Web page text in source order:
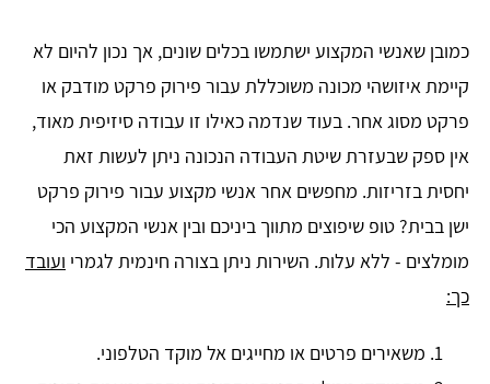
כמובן שאנשי המקצוע ישתמשו בכלים שונים, אך נכון להיום לא
קיימת איזושהי מכונה משוכללת עבור פירוק פרקט מודבק או
פרקט מסוג אחר. בעוד שנדמה כאילו זו עבודה סיזיפית מאוד,
אין ספק שבעזרת שיטת העבודה הנכונה ניתן לעשות זאת
יחסית בזריזות. מחפשים אחר אנשי מקצוע עבור פירוק פרקט
ישן בבית? טופ שיפוצים מתווך ביניכם ובין אנשי המקצוע הכי
מומלצים - ללא עלות. השירות ניתן בצורה חינמית לגמרי ועובד
כך:
משאירים פרטים או מחייגים אל מוקד הטלפוני.